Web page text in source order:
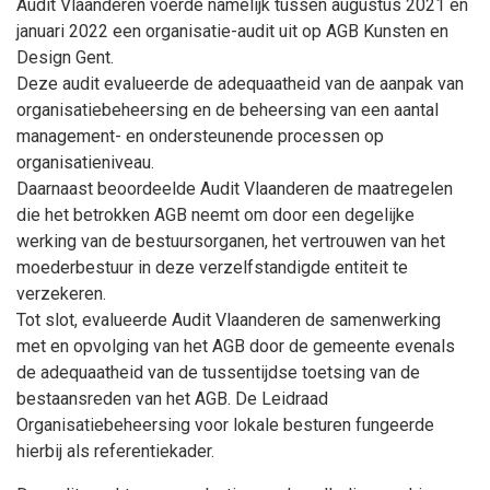
Audit Vlaanderen voerde namelijk tussen augustus 2021 en
januari 2022 een organisatie-audit uit op AGB Kunsten en
Design Gent.
Deze audit evalueerde de adequaatheid van de aanpak van
organisatiebeheersing en de beheersing van een aantal
management- en ondersteunende processen op
organisatieniveau.
Daarnaast beoordeelde Audit Vlaanderen de maatregelen
die het betrokken AGB neemt om door een degelijke
werking van de bestuursorganen, het vertrouwen van het
moederbestuur in deze verzelfstandigde entiteit te
verzekeren.
Tot slot, evalueerde Audit Vlaanderen de samenwerking
met en opvolging van het AGB door de gemeente evenals
de adequaatheid van de tussentijdse toetsing van de
bestaansreden van het AGB. De Leidraad
Organisatiebeheersing voor lokale besturen fungeerde
hierbij als referentiekader.